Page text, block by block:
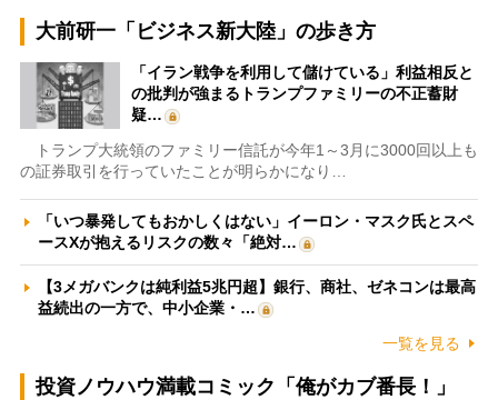
大前研一「ビジネス新大陸」の歩き方
「イラン戦争を利用して儲けている」利益相反と
の批判が強まるトランプファミリーの不正蓄財
疑…
トランプ大統領のファミリー信託が今年1～3月に3000回以上も
の証券取引を行っていたことが明らかになり…
「いつ暴発してもおかしくはない」イーロン・マスク氏とスペ
ースXが抱えるリスクの数々「絶対…
【3メガバンクは純利益5兆円超】銀行、商社、ゼネコンは最高
益続出の一方で、中小企業・…
一覧を見る
投資ノウハウ満載コミック「俺がカブ番長！」